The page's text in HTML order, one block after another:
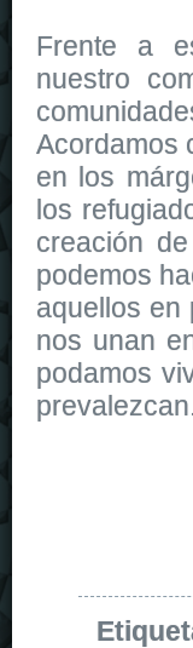
Frente a
nuestro
Acordamos
en los
los
creación
podemos
aquellos en
nos unan
podamos